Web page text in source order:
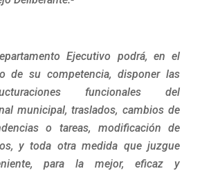
Ejecutivo podrá, en el
de su competencia, disponer las
funcionales del
municipal, traslados, cambios de
o tareas, modificación de
y toda otra medida que juzgue
para la mejor, eficaz y